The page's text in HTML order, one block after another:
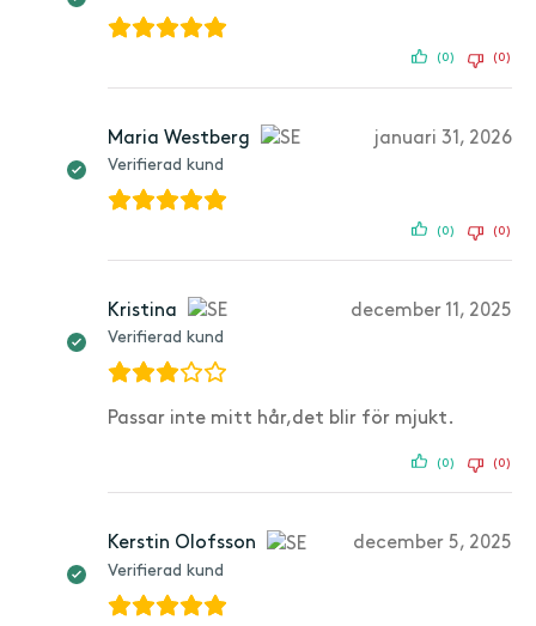
(0) (0)
Maria Westberg
Verifierad kund
januari 31, 2026
(0) (0)
Kristina
Verifierad kund
december 11, 2025
Passar inte mitt hår,det blir för mjukt.
(0) (0)
Kerstin Olofsson
Verifierad kund
december 5, 2025